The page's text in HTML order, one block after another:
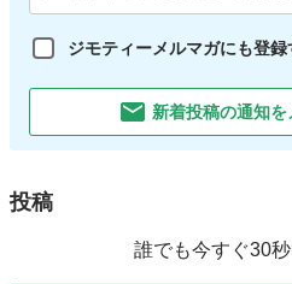
ジモティーメルマガにも登録
新着投稿の通知
投稿
誰でも今すぐ30